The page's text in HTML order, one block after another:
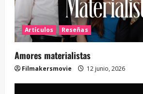
Artículos Reseñas
Amores materialistas
Filmakersmovie 12 junio, 2026